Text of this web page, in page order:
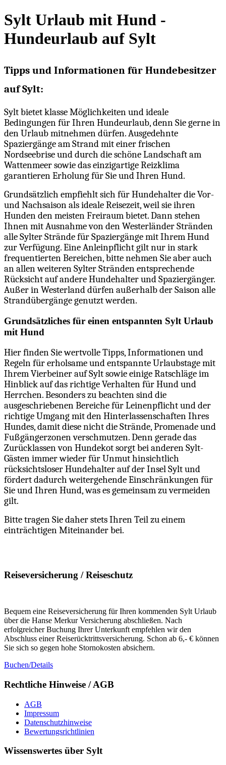
Sylt Urlaub mit Hund -
Hundeurlaub auf Sylt
Tipps und Informationen für Hundebesitzer
auf Sylt:
Sylt bietet klasse Möglichkeiten und ideale
Bedingungen für Ihren Hundeurlaub, denn Sie gerne in
den Urlaub mitnehmen dürfen. Ausgedehnte
Spaziergänge am Strand mit einer frischen
Nordseebrise und durch die schöne Landschaft am
Wattenmeer sowie das einzigartige Reizklima
garantieren Erholung für Sie und Ihren Hund.
Grundsätzlich empfiehlt sich für Hundehalter die Vor-
und Nachsaison als ideale Reisezeit, weil sie ihren
Hunden den meisten Freiraum bietet. Dann stehen
Ihnen mit Ausnahme von den Westerländer Stränden
alle Sylter Strände für Spaziergänge mit Ihrem Hund
zur Verfügung. Eine Anleinpflicht gilt nur in stark
frequentierten Bereichen, bitte nehmen Sie aber auch
an allen weiteren Sylter Stränden entsprechende
Rücksicht auf andere Hundehalter und Spaziergänger.
Außer in Westerland dürfen außerhalb der Saison alle
Strandübergänge genutzt werden.
Grundsätzliches für einen entspannten Sylt Urlaub
mit Hund
Hier finden Sie wertvolle Tipps, Informationen und
Regeln für erholsame und entspannte Urlaubstage mit
Ihrem Vierbeiner auf Sylt sowie einige Ratschläge im
Hinblick auf das richtige Verhalten für Hund und
Herrchen. Besonders zu beachten sind die
ausgeschriebenen Bereiche für Leinenpflicht und der
richtige Umgang mit den Hinterlassenschaften Ihres
Hundes, damit diese nicht die Strände, Promenade und
Fußgängerzonen verschmutzen. Denn gerade das
Zurücklassen von Hundekot sorgt bei anderen Sylt-
Gästen immer wieder für Unmut hinsichtlich
rücksichtsloser Hundehalter auf der Insel Sylt und
fördert dadurch weitergehende Einschränkungen für
Sie und Ihren Hund, was es gemeinsam zu vermeiden
gilt.
Bitte tragen Sie daher stets Ihren Teil zu einem
einträchtigen Miteinander bei.
Reiseversicherung / Reiseschutz
Bequem eine Reiseversicherung für Ihren kommenden Sylt Urlaub
über die Hanse Merkur Versicherung abschließen. Nach
erfolgreicher Buchung Ihrer Unterkunft empfehlen wir den
Abschluss einer Reiserücktrittsversicherung. Schon ab 6,- € können
Sie sich so gegen hohe Stornokosten absichern.
Buchen/Details
Rechtliche Hinweise / AGB
AGB
Impressum
Datenschutzhinweise
Bewertungsrichtlinien
Wissenswertes über Sylt